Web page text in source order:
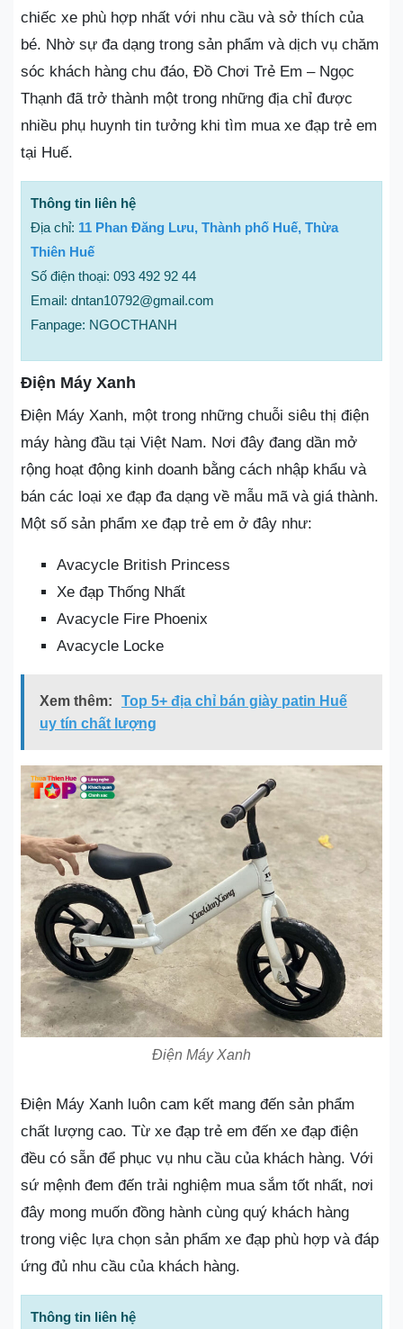
chiếc xe phù hợp nhất với nhu cầu và sở thích của
bé. Nhờ sự đa dạng trong sản phẩm và dịch vụ chăm
sóc khách hàng chu đáo, Đồ Chơi Trẻ Em – Ngọc
Thạnh đã trở thành một trong những địa chỉ được
nhiều phụ huynh tin tưởng khi tìm mua xe đạp trẻ em
tại Huế.
Thông tin liên hệ
Địa chỉ: 11 Phan Đăng Lưu, Thành phố Huế, Thừa
Thiên Huế
Số điện thoại: 093 492 92 44
Email: dntan10792@gmail.com
Fanpage: NGOCTHANH
Điện Máy Xanh
Điện Máy Xanh, một trong những chuỗi siêu thị điện
máy hàng đầu tại Việt Nam. Nơi đây đang dần mở
rộng hoạt động kinh doanh bằng cách nhập khẩu và
bán các loại xe đạp đa dạng về mẫu mã và giá thành.
Một số sản phẩm xe đạp trẻ em ở đây như:
Avacycle British Princess
Xe đạp Thống Nhất
Avacycle Fire Phoenix
Avacycle Locke
Xem thêm:
Top 5+ địa chỉ bán giày patin Huế
uy tín chất lượng
Điện Máy Xanh
Điện Máy Xanh luôn cam kết mang đến sản phẩm
chất lượng cao. Từ xe đạp trẻ em đến xe đạp điện
đều có sẵn để phục vụ nhu cầu của khách hàng. Với
sứ mệnh đem đến trải nghiệm mua sắm tốt nhất, nơi
đây mong muốn đồng hành cùng quý khách hàng
trong việc lựa chọn sản phẩm xe đạp phù hợp và đáp
ứng đủ nhu cầu của khách hàng.
Thông tin liên hệ